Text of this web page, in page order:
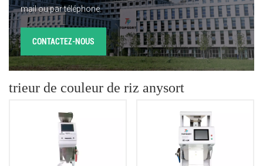
mail ou par téléphone.
CONTACTEZ-NOUS
trieur de couleur de riz anysort